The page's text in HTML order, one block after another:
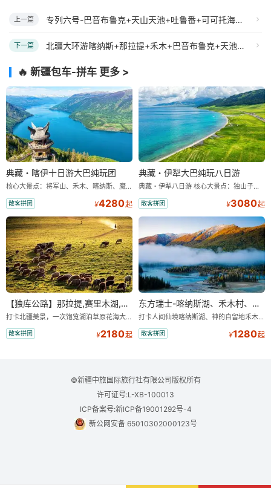
上一篇 专列六号-巴音布鲁克+天山天池+吐鲁番+可可托海+喀纳斯+禾木+那拉提+赛里木湖+霍尔果斯口岸+薰衣草园+环北疆十日游
下一篇 北疆大环游喀纳斯+那拉提+禾木+巴音布鲁克+天池+吐鲁番+可可托海11日
🔥 新疆包车-拼车 更多 >
典藏・喀伊十日游大巴纯玩团
核心大景点：将军山、禾木、喀纳斯、魔鬼城、赛里木湖、库尔德宁、那拉提 「精选酒店」我们只想说此处无星似有星 (星级是国家标准) 10 天 9 晚，安排干净、卫生、舒适的经济型住宿 (双人标间)，不提供大床房。 「行程用车」根据报团人数大、小车车型切换，不指定。 10 人以上安排 2+1 大巴 (带导游)；10 人以下安排 7 座商务 (无导游) 大巴车一换、价格减一半，更舒适、真纯玩、0 购物、无套路 一样都不少！只要舒适、纯玩、零购物、超高性价比！“要啥自行车呢？” 各类体验性活动属于自费自愿，游客不提请求旅行社不安排！ 真的骑在名马背上 — 弗里斯兰・马背繁花 【独家项目世界名马 — 弗里斯兰 仅为我有】 在花海中漫步，与著名荷兰名马 — 弗里斯兰留影 免费赠送 20 秒左右带剪辑视频
散客拼团 ¥4280起
典藏・伊犁大巴纯玩八日游
典藏・伊犁八日游 核心大景点：独山子大峡谷、赛里木湖、夏塔、库尔德宁、那拉提 「精选酒店」我们只想说此处无星似有星 (星级是国家标准) 8 天 7 晚，安排干净、卫生、舒适的经济型住宿 (双人标间)，不提供大床房。 「行程用车」根据报团人数大、小车车型切换，不指定。 10 人以上安排 2+1 大巴 (带导游)；10 人以下安排 7 座商务 (无导游) 大巴车一换、价格减一半，更舒适、真纯玩、0 购物、无套路 一样都不少！只要舒适、纯玩、零购物、超高性价比！“要啥自行车呢？” 各类体验性活动属于自费自愿，游客不提请求旅行社不安排！ 真的骑在名马背上 — 弗里斯兰・马背繁花 【独家项目世界名马 — 弗里斯兰 仅为我有】 在花海中漫步，与著名荷兰名马 — 弗里斯兰留影 免费赠送 20 秒左右带剪辑视频
散客拼团 ¥3080起
【独库公路】那拉提,赛里木湖,口岸,薰衣草单卧单动四日游
打卡北疆美景，一次饱览湖泊草原花海大桥名俗风情，美景不重样 ，旅途轻松自由安全，带您吃在新疆玩在新疆 ，24 小时，全天贴心为您服务，
散客拼团 ¥2180起
东方瑞士-喀纳斯湖、禾木村、五彩滩、世界魔鬼城汽车四日游
打卡人间仙境喀纳斯湖、神的自留地禾木村、五彩滩、世界魔鬼城，体验雅丹地貌与自然风光。
散客拼团 ¥1280起
©新疆中旅国际旅行社有限公司版权所有
许可证号:L-XB-100013
ICP备案号:新ICP备19001292号-4
新公网安备 65010302000123号